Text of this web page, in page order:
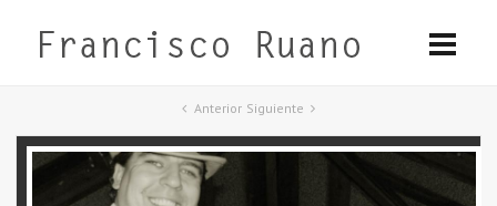
Anterior Siguiente